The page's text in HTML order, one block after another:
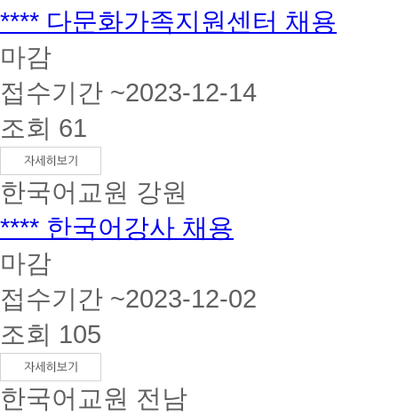
**** 다문화가족지원센터 채용
마감
접수기간 ~2023-12-14
조회 61
한국어교원 강원
**** 한국어강사 채용
마감
접수기간 ~2023-12-02
조회 105
한국어교원 전남